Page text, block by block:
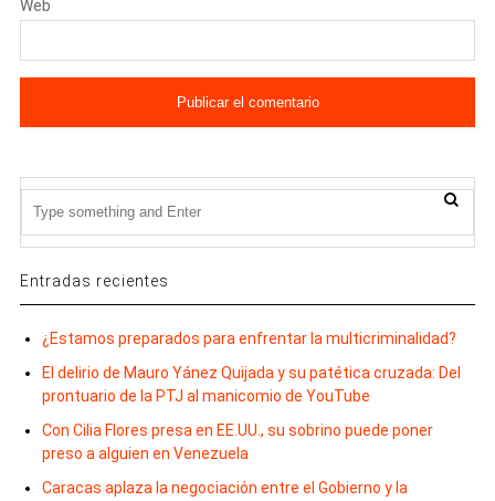
Web
Entradas recientes
¿Estamos preparados para enfrentar la multicriminalidad?
El delirio de Mauro Yánez Quijada y su patética cruzada: Del
prontuario de la PTJ al manicomio de YouTube
Con Cilia Flores presa en EE.UU., su sobrino puede poner
preso a alguien en Venezuela
Caracas aplaza la negociación entre el Gobierno y la